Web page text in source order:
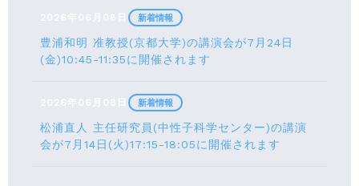
2026年06月08日
豊浦和明 准教授(京都大学)の講演会が7月24⽇
(⾦)10:45-11:35に開催されます
新着情報
2026年06月08日
松浦直人 主任研究員(中性子科学センター)の講演
会が7月14⽇(火)17:15-18:05に開催されます
新着情報